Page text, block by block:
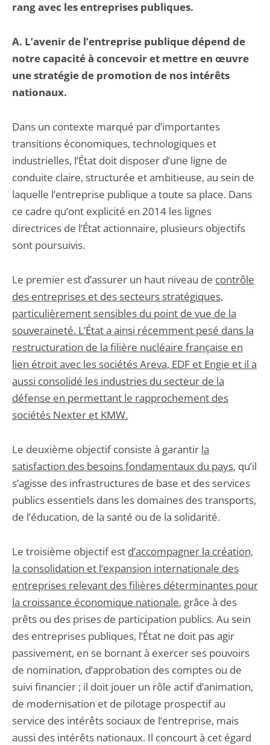
rang avec les entreprises publiques.
A. L’avenir de l’entreprise publique dépend de
notre capacité à concevoir et mettre en œuvre
une stratégie de promotion de nos intérêts
nationaux.
Dans un contexte marqué par d’importantes
transitions économiques, technologiques et
industrielles, l’État doit disposer d’une ligne de
conduite claire, structurée et ambitieuse, au sein de
laquelle l’entreprise publique a toute sa place. Dans
ce cadre qu’ont explicité en 2014 les lignes
directrices de l’État actionnaire, plusieurs objectifs
sont poursuivis.
Le premier est d’assurer un haut niveau de contrôle
des entreprises et des secteurs stratégiques,
particulièrement sensibles du point de vue de la
souveraineté. L’État a ainsi récemment pesé dans la
restructuration de la filière nucléaire française en
lien étroit avec les sociétés Areva, EDF et Engie et il a
aussi consolidé les industries du secteur de la
défense en permettant le rapprochement des
sociétés Nexter et KMW.
Le deuxième objectif consiste à garantir la
satisfaction des besoins fondamentaux du pays, qu’il
s’agisse des infrastructures de base et des services
publics essentiels dans les domaines des transports,
de l’éducation, de la santé ou de la solidarité.
Le troisième objectif est d’accompagner la création,
la consolidation et l’expansion internationale des
entreprises relevant des filières déterminantes pour
la croissance économique nationale, grâce à des
prêts ou des prises de participation publics. Au sein
des entreprises publiques, l’État ne doit pas agir
passivement, en se bornant à exercer ses pouvoirs
de nomination, d’approbation des comptes ou de
suivi financier ; il doit jouer un rôle actif d’animation,
de modernisation et de pilotage prospectif au
service des intérêts sociaux de l’entreprise, mais
aussi des intérêts nationaux. Il concourt à cet égard